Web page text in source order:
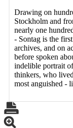
Drawing on
Stockholm and
nearly one
- Sontag is the
archives, and on
before spoken
indelible portrait
thinkers, who
most anguished -